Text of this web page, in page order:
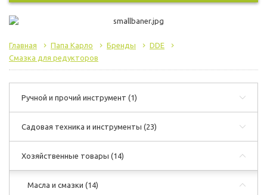
Главная Папа Карло Бренды
DDE
Смазка для редукторов
Ручной и прочий инструмент (1)
Садовая техника и инструменты (23)
Хозяйственные товары (14)
Масла и смазки (14)